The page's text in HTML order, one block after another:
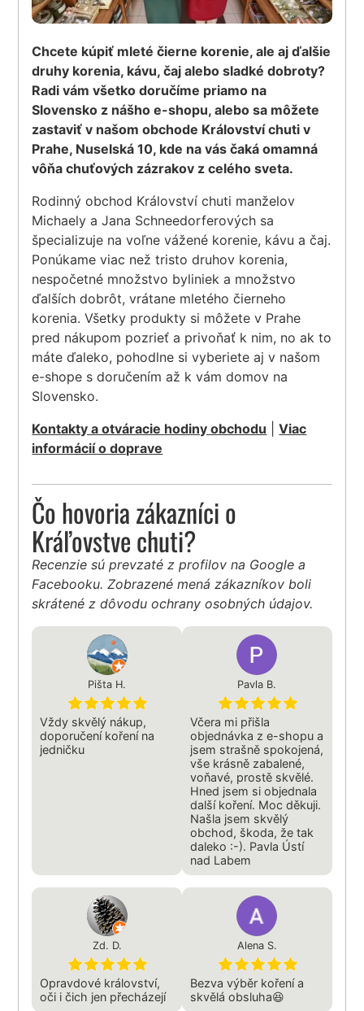
Chcete kúpiť mleté čierne korenie, ale aj ďalšie
druhy korenia, kávu, čaj alebo sladké dobroty?
Radi vám všetko doručíme priamo na
Slovensko z nášho e-shopu, alebo sa môžete
zastaviť v našom obchode Království chuti v
Prahe, Nuselská 10, kde na vás čaká omamná
vôňa chuťových zázrakov z celého sveta.
Rodinný obchod Království chuti manželov
Michaely a Jana Schneedorferových sa
špecializuje na voľne vážené korenie, kávu a čaj.
Ponúkame viac než tristo druhov korenia,
nespočetné množstvo byliniek a množstvo
ďalších dobrôt, vrátane mletého čierneho
korenia. Všetky produkty si môžete v Prahe
pred nákupom pozrieť a privoňať k nim, no ak to
máte ďaleko, pohodlne si vyberiete aj v našom
e-shope s doručením až k vám domov na
Slovensko.
Kontakty a otváracie hodiny obchodu |Viac
informácií o doprave
Čo hovoria zákazníci o
Kráľovstve chuti?
Recenzie sú prevzaté z profilov na Google a
Facebooku. Zobrazené mená zákazníkov boli
skrátené z dôvodu ochrany osobných údajov.
Pišta H.
Vždy skvělý nákup,
doporučení koření na
jedničku
Pavla B.
Včera mi přišla
objednávka z e-shopu a
jsem strašně spokojená,
vše krásně zabalené,
voňavé, prostě skvělé.
Hned jsem si objednala
další koření. Moc děkuji.
Našla jsem skvělý
obchod, škoda, že tak
daleko :-). Pavla Ústí
nad Labem
Zd. D.
Opravdové království,
oči i čich jen přecházejí
Alena S.
Bezva výběr koření a
skvělá obsluha😆